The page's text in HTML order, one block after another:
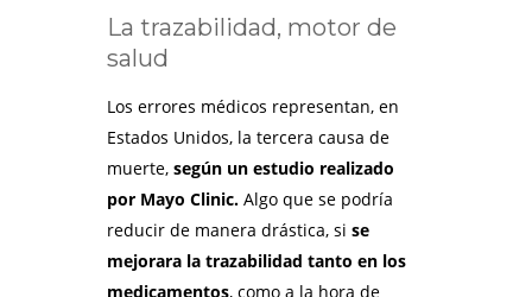
La trazabilidad, motor de
salud
Los errores médicos representan, en
Estados Unidos, la tercera causa de
muerte, según un estudio realizado
por Mayo Clinic. Algo que se podría
reducir de manera drástica, si se
mejorara la trazabilidad tanto en los
medicamentos, como a la hora de